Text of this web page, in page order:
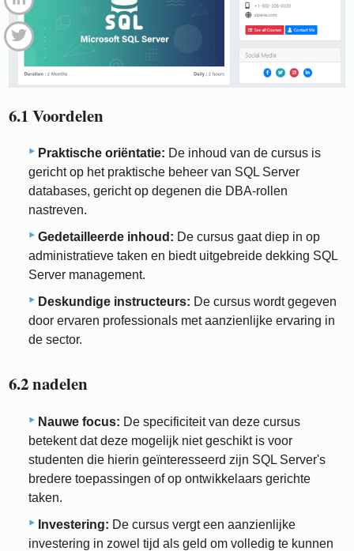
6.1 Voordelen
Praktische oriëntatie: De inhoud van de cursus is
gericht op het praktische beheer van SQL Server
databases, gericht op degenen die DBA-rollen
nastreven.
Gedetailleerde inhoud: De cursus gaat diep in op
administratieve taken en biedt uitgebreide dekking SQL
Server management.
Deskundige instructeurs: De cursus wordt gegeven
door ervaren professionals met aanzienlijke ervaring in
de sector.
6.2 nadelen
Nauwe focus: De specificiteit van deze cursus
betekent dat deze mogelijk niet geschikt is voor
studenten die hierin geïnteresseerd zijn SQL Server's
bredere toepassingen of op ontwikkelaars gerichte
taken.
Investering: De cursus vergt een aanzienlijke
investering in zowel tijd als geld om volledig te kunnen